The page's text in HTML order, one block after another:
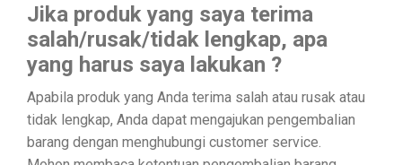
Jika produk yang saya terima
salah/rusak/tidak lengkap, apa
yang harus saya lakukan ?
Apabila produk yang Anda terima salah atau rusak atau
tidak lengkap, Anda dapat mengajukan pengembalian
barang dengan menghubungi customer service.